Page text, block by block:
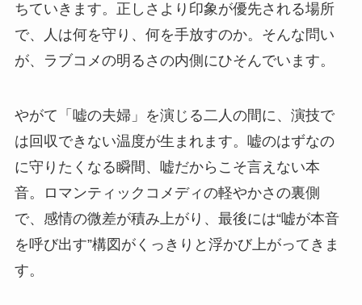
ちていきます。正しさより印象が優先される場所
で、人は何を守り、何を手放すのか。そんな問い
が、ラブコメの明るさの内側にひそんでいます。
やがて「嘘の夫婦」を演じる二人の間に、演技で
は回収できない温度が生まれます。嘘のはずなの
に守りたくなる瞬間、嘘だからこそ言えない本
音。ロマンティックコメディの軽やかさの裏側
で、感情の微差が積み上がり、最後には“嘘が本音
を呼び出す”構図がくっきりと浮かび上がってきま
す。